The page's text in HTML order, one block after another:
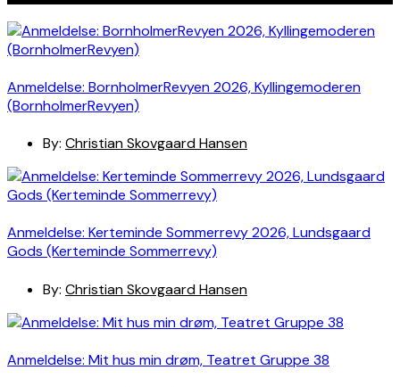
Anmeldelse: BornholmerRevyen 2026, Kyllingemoderen
(BornholmerRevyen)
By: Christian Skovgaard Hansen
Anmeldelse: Kerteminde Sommerrevy 2026, Lundsgaard
Gods (Kerteminde Sommerrevy)
By: Christian Skovgaard Hansen
Anmeldelse: Mit hus min drøm, Teatret Gruppe 38